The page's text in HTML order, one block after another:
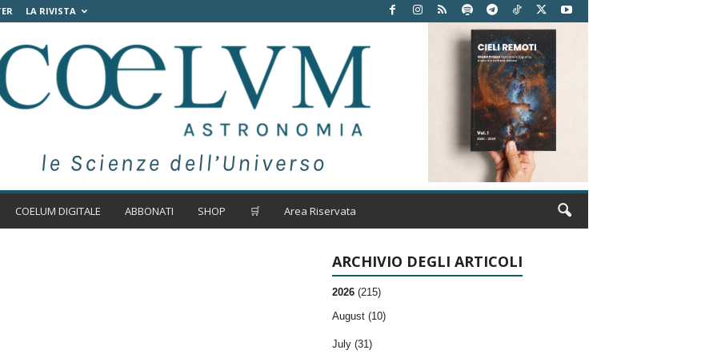
LA RIVISTA
COELUM DIGITALE ABBONATI SHOP 🛒 Area Riservata
ARCHIVIO DEGLI ARTICOLI
2026 (215)
August (10)
July (31)